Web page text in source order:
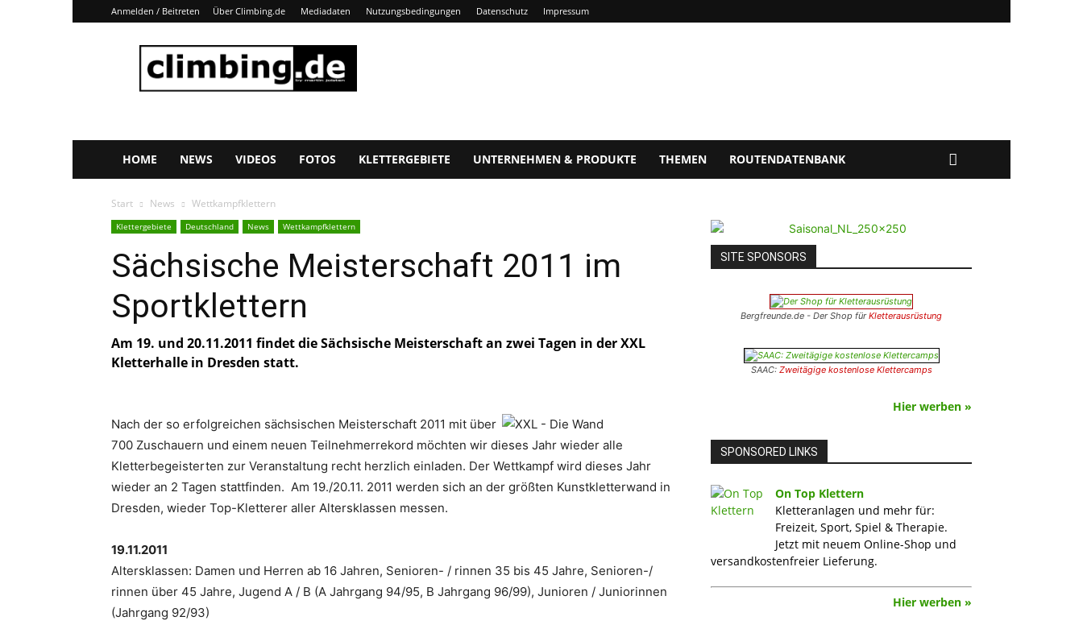
Anmelden / Beitreten Über Climbing.de Mediadaten Nutzungsbedingungen Datenschutz Impressum
Climbing.de
HOME NEWS VIDEOS FOTOS KLETTERGEBIETE UNTERNEHMEN & PRODUKTE THEMEN ROUTENDATENBANK
Start News Wettkampfklettern
Klettergebiete Deutschland News Wettkampfklettern
Sächsische Meisterschaft 2011 im
Sportklettern
Am 19. und 20.11.2011 findet die Sächsische Meisterschaft an zwei Tagen in der XXL
Kletterhalle in Dresden statt.
Nach der so erfolgreichen sächsischen Meisterschaft 2011 mit über
700 Zuschauern und einem neuen Teilnehmerrekord möchten wir dieses Jahr wieder alle
Kletterbegeisterten zur Veranstaltung recht herzlich einladen. Der Wettkampf wird dieses Jahr
wieder an 2 Tagen stattfinden. Am 19./20.11. 2011 werden sich an der größten Kunstkletterwand in
Dresden, wieder Top-Kletterer aller Altersklassen messen.
19.11.2011
Altersklassen: Damen und Herren ab 16 Jahren, Senioren- / rinnen 35 bis 45 Jahre, Senioren-/
rinnen über 45 Jahre, Jugend A / B (A Jahrgang 94/95, B Jahrgang 96/99), Junioren / Juniorinnen
(Jahrgang 92/93)
SITE SPONSORS
Bergfreunde.de - Der Shop fürKletterausrüstung
SAAC: Zweitägige kostenlose Klettercamps
Hier werben »
SPONSORED LINKS
On Top Klettern
Kletteranlagen und mehr für:
Freizeit, Sport, Spiel & Therapie.
Jetzt mit neuem Online-Shop und
versandkostenfreier Lieferung.
Hier werben »